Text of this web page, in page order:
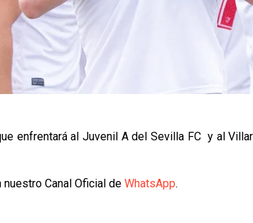
enfrentará al Juvenil A del Sevilla FC y al
nuestro Canal Oficial de WhatsApp.